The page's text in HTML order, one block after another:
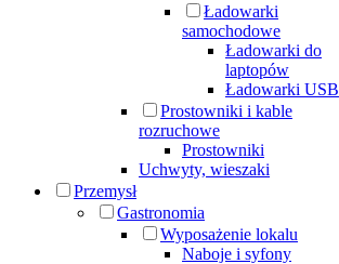
Ładowarki
samochodowe
Ładowarki do
laptopów
Ładowarki USB
Prostowniki i kable
rozruchowe
Prostowniki
Uchwyty, wieszaki
Przemysł
Gastronomia
Wyposażenie lokalu
Naboje i syfony